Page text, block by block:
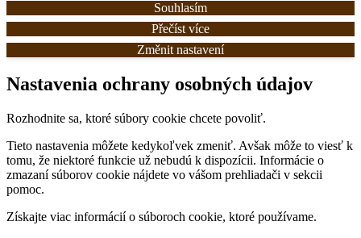
Souhlasím
Přečíst více
Změnit nastavení
Nastavenia ochrany osobných údajov
Rozhodnite sa, ktoré súbory cookie chcete povoliť.
Tieto nastavenia môžete kedykoľvek zmeniť. Avšak môže to viesť k
tomu, že niektoré funkcie už nebudú k dispozícii. Informácie o
zmazaní súborov cookie nájdete vo vášom prehliadači v sekcii
pomoc.
Získajte viac informácií o súboroch cookie, ktoré používame.